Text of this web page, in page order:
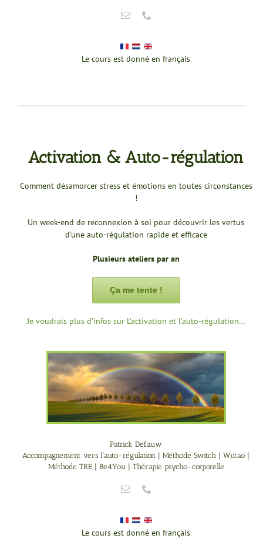
Le cours est donné en français
Activation & Auto-régulation
Comment désamorcer stress et émotions en toutes circonstances
!
Un week-end de reconnexion à soi pour découvrir les vertus
d’une auto-régulation rapide et efficace
Plusieurs ateliers par an
Ça me tente !
Je voudrais plus d’infos sur L’activation et l’auto-régulation…
Patrick Defauw
Accompagnement vers l'auto-régulation | Méthode Switch | Wutao |
Méthode TRE | Be4You | Thérapie psycho-corporelle
Le cours est donné en français